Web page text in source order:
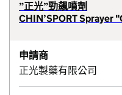
”正光”勁飆噴劑
CHIN’SPORT Sprayer
申請商
正光製藥有限公司